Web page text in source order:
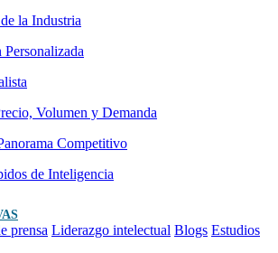
la Industria
Volumen y Demanda
Competitivo
de Inteligencia
prensa Liderazgo intelectual Blogs Estudios